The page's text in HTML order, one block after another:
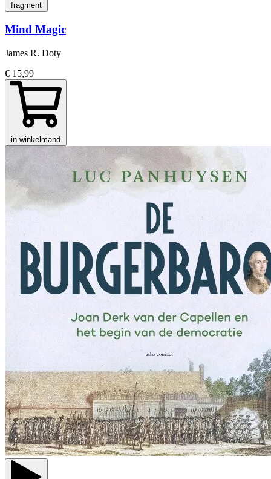
fragment
Mind Magic
James R. Doty
€ 15,99
in winkelmand